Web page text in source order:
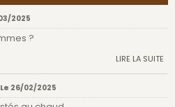
2025
?
LIRE LA SUITE
Le 26/02/2025